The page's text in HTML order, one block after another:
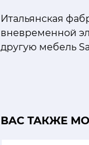
Итальянская
вневременной
другую мебель
ВАС ТАКЖЕ